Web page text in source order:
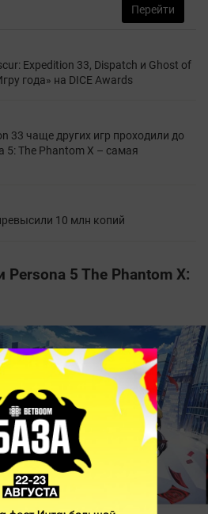
Перейти
Expedition 33, Dispatch и Ghost of
года» на DICE Awards
33 чаще других игр проходили до
5: The Phantom X – самая
10 млн копий
5 The Phantom X: